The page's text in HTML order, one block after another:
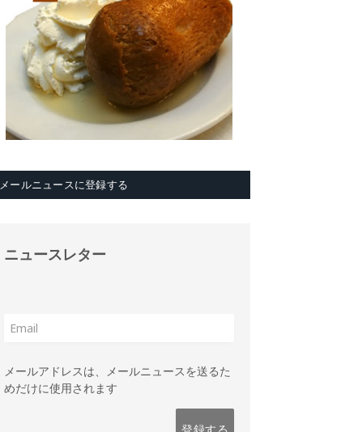
メールニュースに登録する
ニュースレター
メールアドレスは、メールニュースを送るた
めだけに使用されます